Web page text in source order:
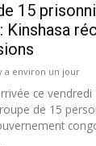
15
Kinshasa
a environ un jour
ce
de 15